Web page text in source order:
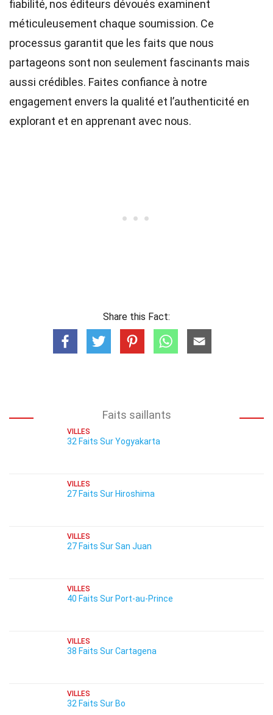
fiabilité, nos éditeurs dévoués examinent
méticuleusement chaque soumission. Ce
processus garantit que les faits que nous
partageons sont non seulement fascinants mais
aussi crédibles. Faites confiance à notre
engagement envers la qualité et l’authenticité en
explorant et en apprenant avec nous.
Share this Fact:
Faits saillants
VILLES
32 Faits Sur Yogyakarta
VILLES
27 Faits Sur Hiroshima
VILLES
27 Faits Sur San Juan
VILLES
40 Faits Sur Port-au-Prince
VILLES
38 Faits Sur Cartagena
VILLES
32 Faits Sur Bo